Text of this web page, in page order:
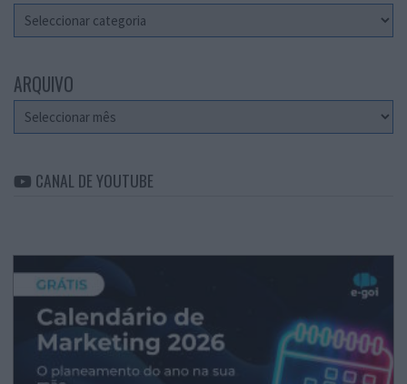
Categorias
ARQUIVO
Arquivo
CANAL DE YOUTUBE